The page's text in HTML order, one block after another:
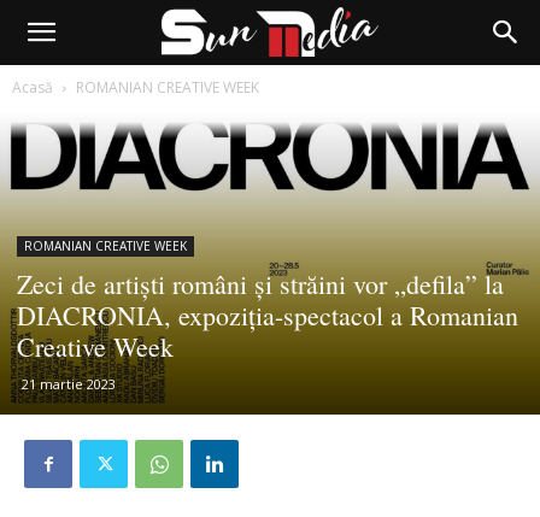
Acasă ROMANIAN CREATIVE WEEK
ROMANIAN CREATIVE WEEK
Zeci de artiști români și străini vor „defila” la
DIACRONIA, expoziția-spectacol a Romanian
Creative Week
21 martie 2023